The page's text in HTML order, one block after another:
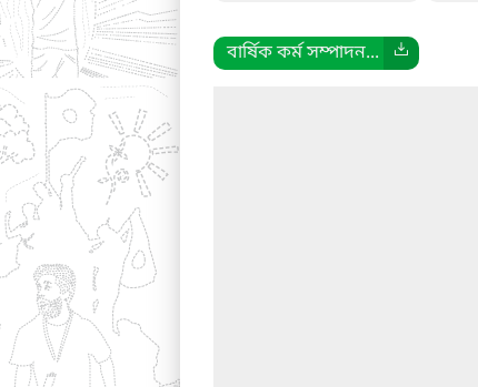
বার্ষিক কর্ম সম্পাদন...